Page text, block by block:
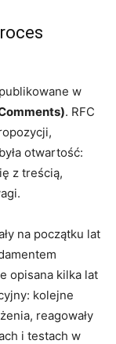
w
. RFC
otwartość:
z treścią,
na początku lat
opisana kilka lat
kolejne
reagowały
i testach w